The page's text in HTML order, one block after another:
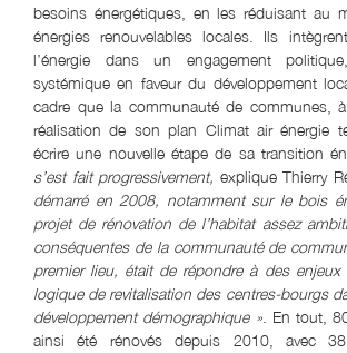
besoins énergétiques, en les réduisant au
énergies renouvelables locales. Ils
l’énergie dans un engagement
systémique en faveur du développement
cadre que la communauté de communes,
réalisation de son plan Climat air énergie
écrire une nouvelle étape de sa transition
s’est fait progressivement, explique Thierry
démarré en 2008, notamment sur le bois
projet de rénovation de l’habitat assez
conséquentes de la communauté de
premier lieu, était de répondre à des
logique de revitalisation des centres-bourgs
développement démographique ». En tout,
ainsi été rénovés depuis 2010, avec